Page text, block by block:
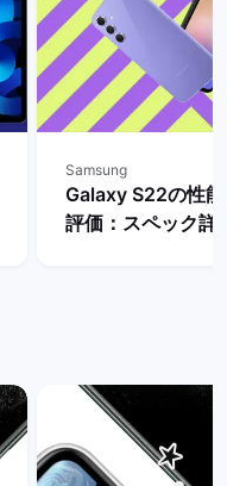
Samsung
Galaxy S22の性
評価：スペック詳